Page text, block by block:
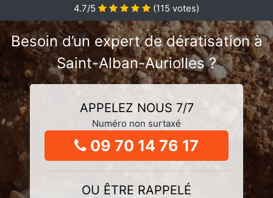
4.7/5
(115 votes)
Besoin d’un expert de dératisation à
Saint-Alban-Auriolles ?
APPELEZ NOUS 7/7
Numéro non surtaxé
09 70 14 76 17
OU ÊTRE RAPPELÉ